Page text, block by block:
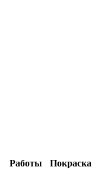
Работы
Покраска